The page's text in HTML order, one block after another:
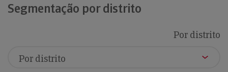
Segmentação por distrito
Por distrito